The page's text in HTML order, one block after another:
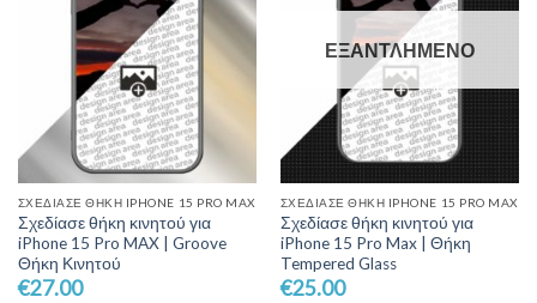
ΣΧΕΔΊΑΣΕ ΘΉΚΗ IPHONE 15 PRO MAX
Σχεδίασε θήκη κινητού για
iPhone 15 Pro MAX | Groove
Θήκη Κινητού
€27.00
ΕΞΑΝΤΛΗΜΈΝΟ
ΣΧΕΔΊΑΣΕ ΘΉΚΗ IPHONE 15 PRO MAX
Σχεδίασε θήκη κινητού για
iPhone 15 Pro Max | Θήκη
Tempered Glass
€25.00